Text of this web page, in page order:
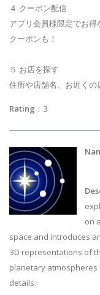
４.クーポン配信
アプリ会員様限定でお
クーポンも！
５.お店を探す
住所や店舗名、お近くの
Rating ：
on
space and introduces
3D representations of
planetary atmospheres
details.